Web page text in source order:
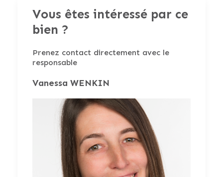
Vitrage
Code unique PEB 20240517027566
Cons. tot. d'énergie prim. 28673 kWh
Vous êtes intéressé par ce
bien ?
Prenez contact directement avec le
responsable
Vanessa WENKIN